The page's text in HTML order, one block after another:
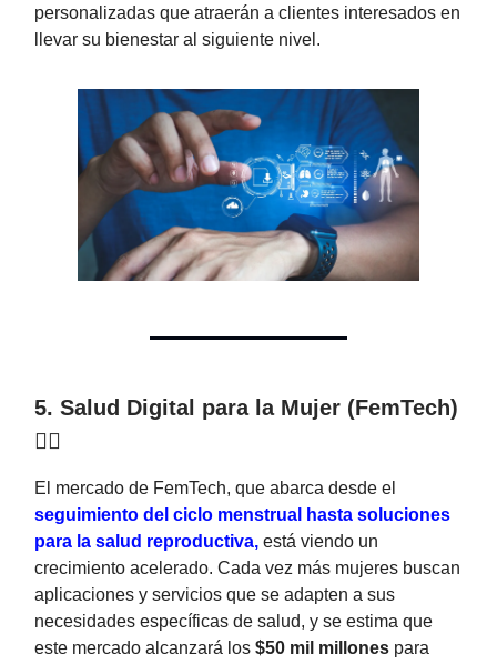
personalizadas que atraerán a clientes interesados en
llevar su bienestar al siguiente nivel.
5. Salud Digital para la Mujer (FemTech)
👩‍⚕️
El mercado de FemTech, que abarca desde el
seguimiento del ciclo menstrual hasta soluciones
para la salud reproductiva, está viendo un
crecimiento acelerado. Cada vez más mujeres buscan
aplicaciones y servicios que se adapten a sus
necesidades específicas de salud, y se estima que
este mercado alcanzará los $50 mil millones para